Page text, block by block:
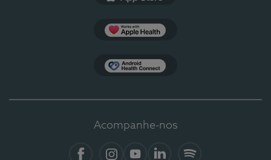
Acompanhe-nos